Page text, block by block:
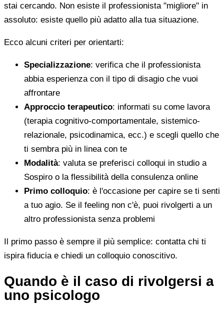
stai cercando. Non esiste il professionista "migliore" in
assoluto: esiste quello più adatto alla tua situazione.
Ecco alcuni criteri per orientarti:
Specializzazione: verifica che il professionista
abbia esperienza con il tipo di disagio che vuoi
affrontare
Approccio terapeutico: informati su come lavora
(terapia cognitivo-comportamentale, sistemico-
relazionale, psicodinamica, ecc.) e scegli quello che
ti sembra più in linea con te
Modalità: valuta se preferisci colloqui in studio a
Sospiro o la flessibilità della consulenza online
Primo colloquio: è l'occasione per capire se ti senti
a tuo agio. Se il feeling non c'è, puoi rivolgerti a un
altro professionista senza problemi
Il primo passo è sempre il più semplice: contatta chi ti
ispira fiducia e chiedi un colloquio conoscitivo.
Quando è il caso di rivolgersi a
uno psicologo